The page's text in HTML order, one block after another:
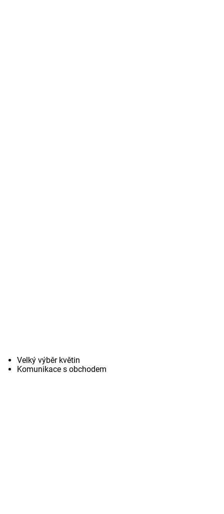
Velký výběr květin
Komunikace s obchodem